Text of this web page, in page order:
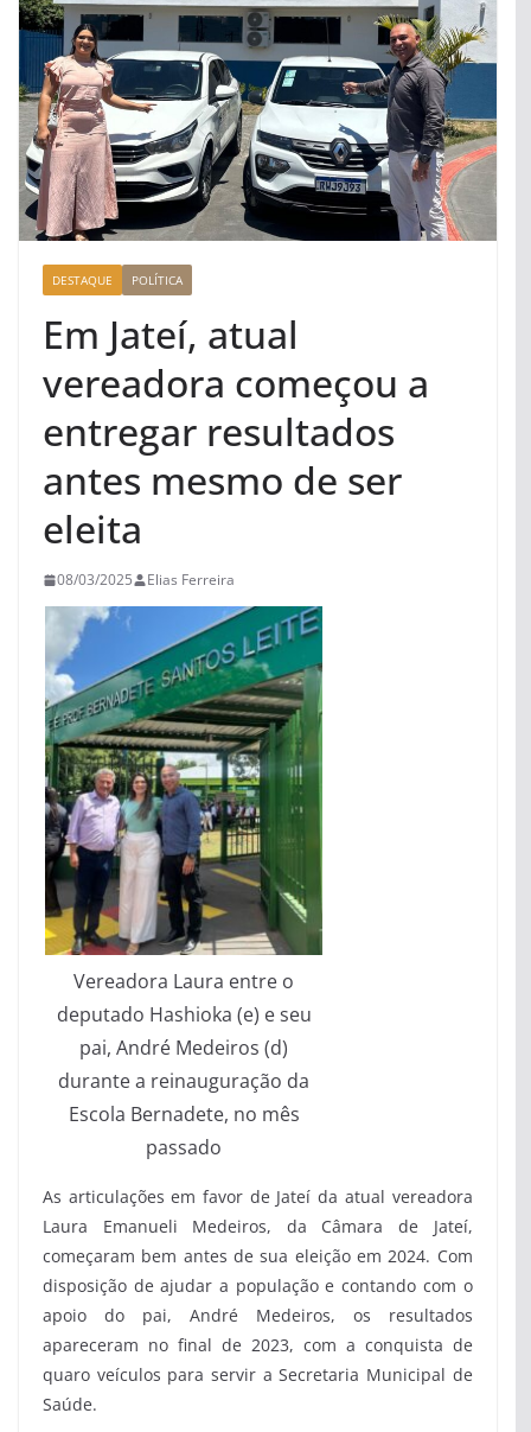
DESTAQUE POLÍTICA
Em Jateí, atual
vereadora começou a
entregar resultados
antes mesmo de ser
eleita
08/03/2025 Elias Ferreira
Vereadora Laura entre o
deputado Hashioka (e) e seu
pai, André Medeiros (d)
durante a reinauguração da
Escola Bernadete, no mês
passado
As articulações em favor de Jateí da atual vereadora
Laura Emanueli Medeiros, da Câmara de Jateí,
começaram bem antes de sua eleição em 2024. Com
disposição de ajudar a população e contando com o
apoio do pai, André Medeiros, os resultados
apareceram no final de 2023, com a conquista de
quaro veículos para servir a Secretaria Municipal de
Saúde.